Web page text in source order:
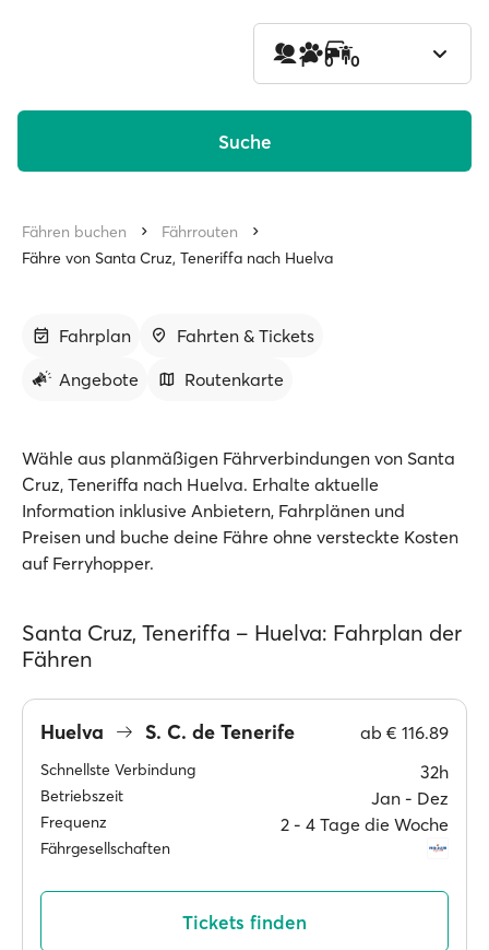
1 0 0
Suche
Fähren buchen
Fährrouten
Fähre von Santa Cruz, Teneriffa nach Huelva
Fahrplan
Fahrten & Tickets
Angebote
Routenkarte
Wähle aus planmäßigen Fährverbindungen von Santa
Cruz, Teneriffa nach Huelva. Erhalte aktuelle
Information inklusive Anbietern, Fahrplänen und
Preisen und buche deine Fähre ohne versteckte Kosten
auf Ferryhopper.
Santa Cruz, Teneriffa – Huelva: Fahrplan der
Fähren
Huelva S. C. de Tenerife ab € 116.89
Schnellste Verbindung 32h
Betriebszeit Jan ‐ Dez
Frequenz 2 ‐ 4 Tage die Woche
Fährgesellschaften
Tickets finden